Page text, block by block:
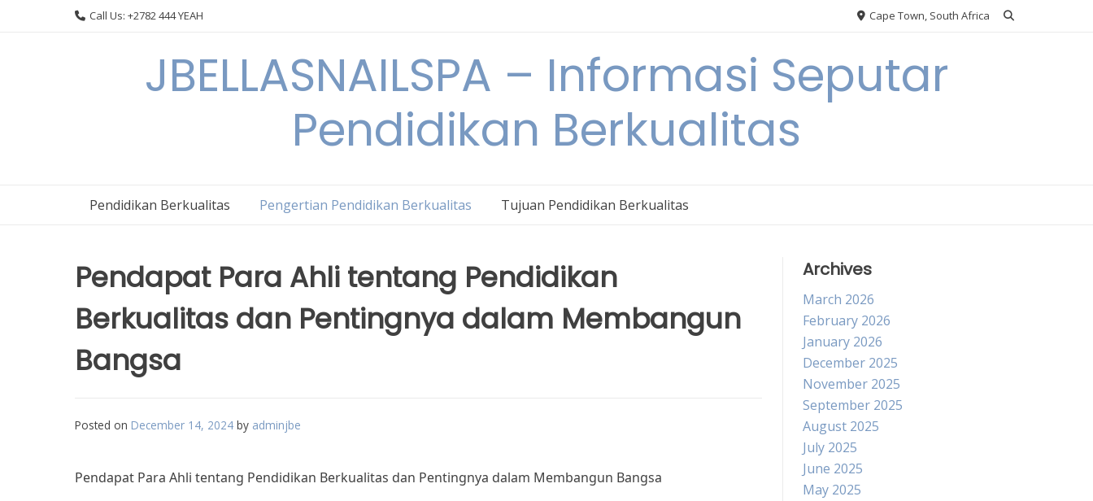
Call Us: +2782 444 YEAH Cape Town, South Africa
JBELLASNAILSPA – Informasi Seputar
Pendidikan Berkualitas
Pendidikan Berkualitas Pengertian Pendidikan Berkualitas Tujuan Pendidikan Berkualitas
Pendapat Para Ahli tentang Pendidikan
Berkualitas dan Pentingnya dalam Membangun
Bangsa
Posted on December 14, 2024 by adminjbe
Pendapat Para Ahli tentang Pendidikan Berkualitas dan Pentingnya dalam Membangun Bangsa
Archives
March 2026
February 2026
January 2026
December 2025
November 2025
September 2025
August 2025
July 2025
June 2025
May 2025